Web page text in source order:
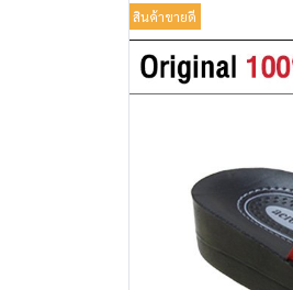
สินค้าขายดี